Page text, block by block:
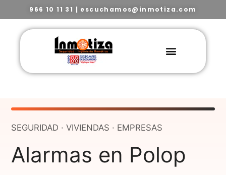
966 10 11 31 | escuchamos@inmotiza.com
SEGURIDAD · VIVIENDAS · EMPRESAS
Alarmas en Polop